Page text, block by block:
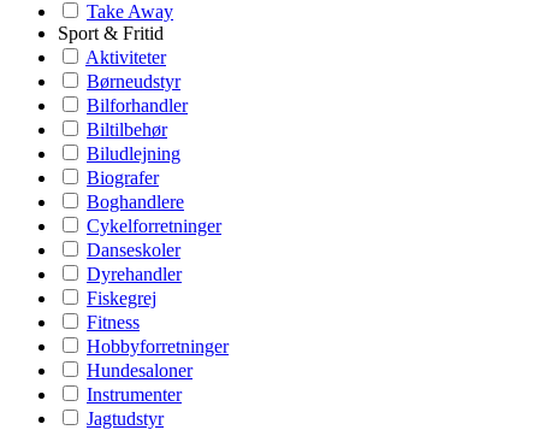
Take Away
Sport & Fritid
Aktiviteter
Børneudstyr
Bilforhandler
Biltilbehør
Biludlejning
Biografer
Boghandlere
Cykelforretninger
Danseskoler
Dyrehandler
Fiskegrej
Fitness
Hobbyforretninger
Hundesaloner
Instrumenter
Jagtudstyr